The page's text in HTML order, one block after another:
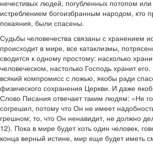
нечестивых людей, погубленных потопом
истреблением богоизбранным народом, кто
покаяния, были спасены.
Судьбы человечества связаны с хранением
происходит в мире, все катаклизмы,
сводится к одному простому: насколько
человеческом, настолько Господь хранит
всякий компромисс с ложью, якобы ради
физического сохранения Церкви. И даже
Слово Писания отвечает таким людям: «Не
согрешил, потому что Он не имеет
грешном; то, что Он ненавидит, не должно
12). Пока в мире будет хоть один человек,
конца верный истине, мир еще будет иметь